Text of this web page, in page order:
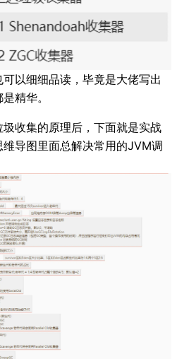
以细细品读，毕竟是大佬写出
精华。
收集的原理后，下面就是实战
导图里面总解决常用的JVM调